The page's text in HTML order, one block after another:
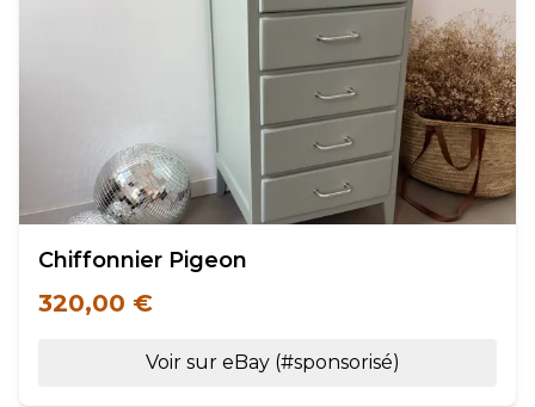
Chiffonnier Pigeon
320,00 €
Voir sur eBay (#sponsorisé)